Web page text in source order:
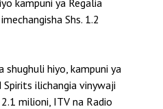
Shs. 1.2
shughuli hiyo, kampuni ya
Spirits ilichangia vinywaji
milioni, ITV na Radio